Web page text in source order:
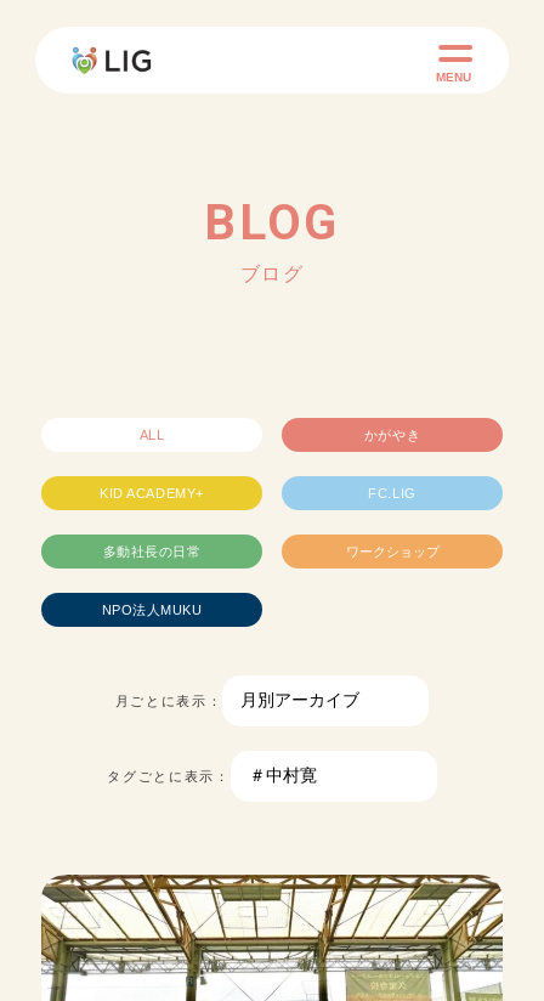
MENU
BLOG
ブログ
ALL かがやき
KID ACADEMY+ FC.LIG
多動社長の日常 ワークショップ
NPO法人MUKU
月ごとに表示：
タグごとに表示：